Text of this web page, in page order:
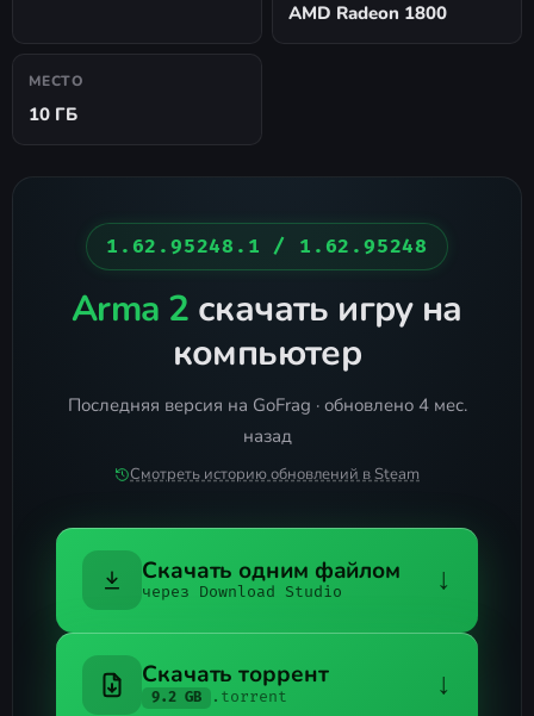
AMD Radeon 1800
МЕСТО
10 ГБ
1.62.95248.1 / 1.62.95248
Arma 2 скачать игру на
компьютер
Последняя версия на GoFrag · обновлено 4 мес.
назад
Смотреть историю обновлений в Steam
Скачать одним файлом
через Download Studio ↓
Скачать торрент
9.2 GB .torrent ↓